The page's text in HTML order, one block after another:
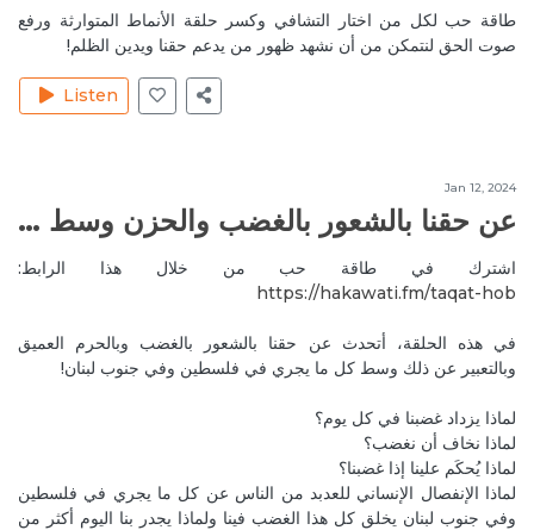
MireilleeH Sep 9, 2020
شكراً. كل الحب والإمتنان ❤️
طاقة وفن سرد الحكاية وتأثيرها الإيجابي على حياتنا
Everyone should listen to this episode, thank u very
interesting
أهمية التخفيف من وتيرة الحياة السريعة Reply
Sep 23, 2020
liked it that much. Blessings 🙏
أهمية التخفيف من وتيرة الحياة السريعة Reply
Oct 4, 2020
Is this what Ho'oponopono is all about? Just like the
rosary? What is the count or the concept behind it?
تقنية الهوؤ بونو بونو Reply
طاقة حب لكل من اختار التشافي وكسر حلقة الأنماط المتوارثة ورفع
صوت الحق لنتمكن من أن نشهد ظهور من يدعم حقنا ويدين الظلم!
Listen
Jan 12, 2024
عن حقنا بالشعور بالغضب والحزن وسط كل ما يجري في فلسطين وجنوب لبنان
اشترك في طاقة حب من خلال هذا الرابط:
https://hakawati.fm/taqat-hob‬
في هذه الحلقة، أتحدث عن حقنا بالشعور بالغضب وبالحرم العميق
وبالتعبير عن ذلك وسط كل ما يجري في فلسطين وفي جنوب لبنان!
لماذا يزداد غضبنا في كل يوم؟
لماذا نخاف أن نغضب؟
لماذا يُحكَم علينا إذا غضبنا؟
لماذا الإنفصال الإنساني للعدبد من الناس عن كل ما يجري في فلسطين
وفي جنوب لبنان يخلق كل هذا الغضب فينا ولماذا يجدر بنا اليوم أكثر من